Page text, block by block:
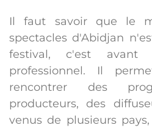
Il faut savoir que le
spectacles d'Abidjan
festival, c'est
professionnel. Il
rencontrer des
producteurs, des
venus de plusieurs